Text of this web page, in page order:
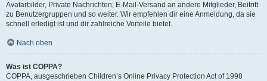
Avatarbilder, Private Nachrichten, E-Mail-Versand an andere Mitglieder, Beitritt
zu Benutzergruppen und so weiter. Wir empfehlen dir eine Anmeldung, da sie
schnell erledigt ist und dir zahlreiche Vorteile bietet.
Nach oben
Was ist COPPA?
COPPA, ausgeschrieben Children’s Online Privacy Protection Act of 1998